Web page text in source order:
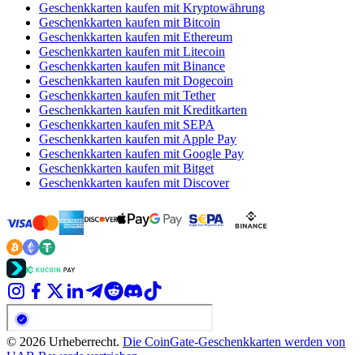
Geschenkkarten kaufen mit Kryptowährung
Geschenkkarten kaufen mit Bitcoin
Geschenkkarten kaufen mit Ethereum
Geschenkkarten kaufen mit Litecoin
Geschenkkarten kaufen mit Binance
Geschenkkarten kaufen mit Dogecoin
Geschenkkarten kaufen mit Tether
Geschenkkarten kaufen mit Kreditkarten
Geschenkkarten kaufen mit SEPA
Geschenkkarten kaufen mit Apple Pay
Geschenkkarten kaufen mit Google Pay
Geschenkkarten kaufen mit Bitget
Geschenkkarten kaufen mit Discover
© 2026 Urheberrecht. Die CoinGate-Geschenkkarten werden von